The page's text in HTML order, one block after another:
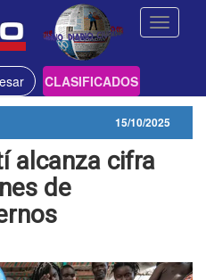
Toggle
CLASIFICADOS
15/10/2025
alcanza cifra
de